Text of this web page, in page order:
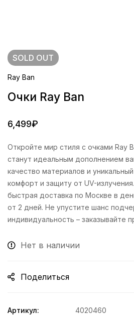
SOLD OUT
Ray Ban
Очки Ray Ban
6,499₽
Откройте мир стиля с очками Ray
станут идеальным дополнением
качество материалов и
комфорт и защиту от UV-
быстрая доставка по Москве в
от 2 дней. Не упустите шанс
индивидуальность – заказывайте
Нет в наличии
Поделиться
Артикул:
4020460